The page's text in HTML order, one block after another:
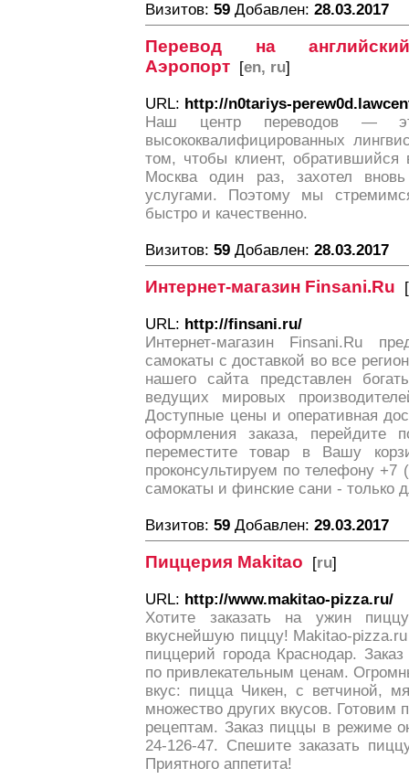
Визитов: 59 Добавлен: 28.03.2017
Перевод на
Аэропорт [en, ru]
URL: http://n0tariys-
Наш центр переводов —
высококвалифицированных
том, чтобы клиент, обратившийся
Москва один раз, захотел
услугами. Поэтому мы
быстро и качественно.
Визитов: 59 Добавлен: 28.03.2017
Интернет-магазин Finsani.Ru [
URL: http://finsani.ru/
Интернет-магазин Finsani.Ru
самокаты с доставкой во все
нашего сайта представлен
ведущих мировых
Доступные цены и оперативная
оформления заказа, перейдите
переместите товар в Вашу
проконсультируем по телефону
самокаты и финские сани - только
Визитов: 59 Добавлен: 29.03.2017
Пиццерия Makitao [ru]
URL: http://www.makitao-pizza.ru/
Хотите заказать на ужин
вкуснейшую пиццу! Makitao-
пиццерий города Краснодар.
по привлекательным ценам.
вкус: пицца Чикен, с ветчиной,
множество других вкусов.
рецептам. Заказ пиццы в режиме
24-126-47. Спешите заказать
Приятного аппетита!